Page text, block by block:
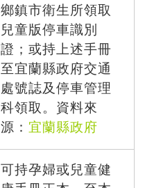
鄉鎮市衛生所領取
兒童版停車識別
證；或持上述手冊
至宜蘭縣政府交通
處號誌及停車管理
科領取。資料來
源： 宜蘭縣政府
可持孕婦或兒童健